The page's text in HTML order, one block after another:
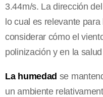
3.44m/s. La dirección
lo cual es relevante
considerar cómo el
polinización y en la
La humedad se
un ambiente